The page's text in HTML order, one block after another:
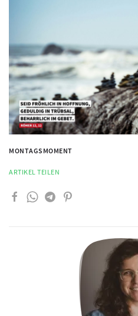
MONTAGSMOMENT
ARTIKEL TEILEN